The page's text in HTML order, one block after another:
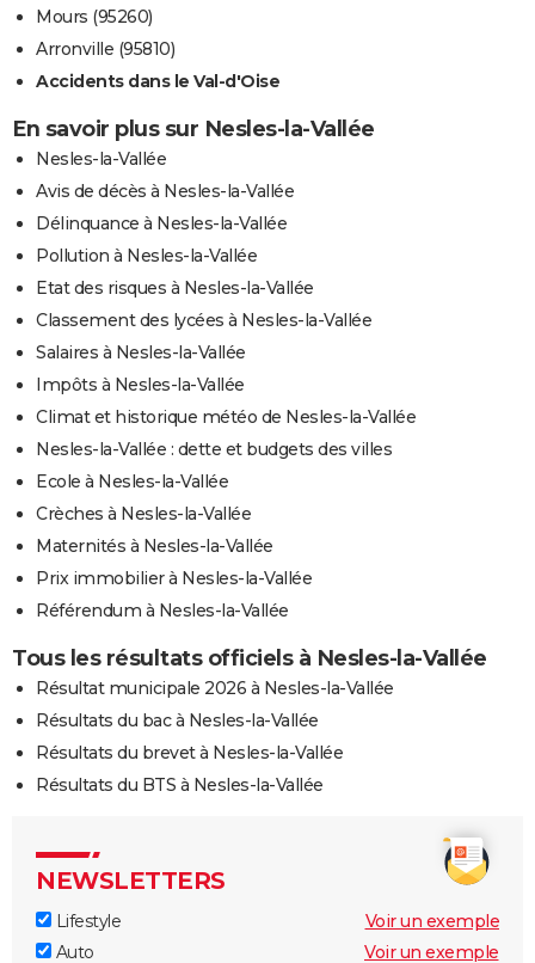
Mours (95260)
Arronville (95810)
Accidents dans le Val-d'Oise
En savoir plus sur Nesles-la-Vallée
Nesles-la-Vallée
Avis de décès à Nesles-la-Vallée
Délinquance à Nesles-la-Vallée
Pollution à Nesles-la-Vallée
Etat des risques à Nesles-la-Vallée
Classement des lycées à Nesles-la-Vallée
Salaires à Nesles-la-Vallée
Impôts à Nesles-la-Vallée
Climat et historique météo de Nesles-la-Vallée
Nesles-la-Vallée : dette et budgets des villes
Ecole à Nesles-la-Vallée
Crèches à Nesles-la-Vallée
Maternités à Nesles-la-Vallée
Prix immobilier à Nesles-la-Vallée
Référendum à Nesles-la-Vallée
Tous les résultats officiels à Nesles-la-Vallée
Résultat municipale 2026 à Nesles-la-Vallée
Résultats du bac à Nesles-la-Vallée
Résultats du brevet à Nesles-la-Vallée
Résultats du BTS à Nesles-la-Vallée
NEWSLETTERS
Lifestyle
Voir un exemple
Auto
Voir un exemple